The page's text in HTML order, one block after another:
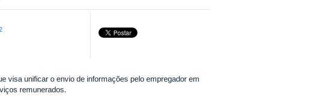
visa unificar o envio de informações pelo empregador em
remunerados.